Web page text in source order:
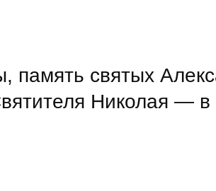
святых
Николая — в